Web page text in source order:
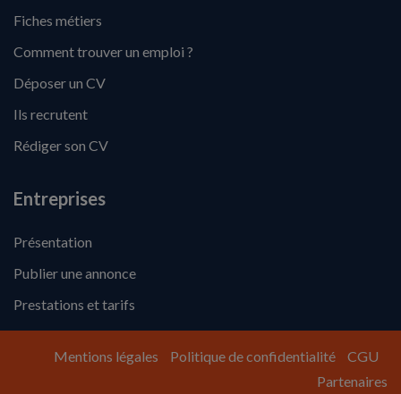
Fiches métiers
Comment trouver un emploi ?
Déposer un CV
Ils recrutent
Rédiger son CV
Entreprises
Présentation
Publier une annonce
Prestations et tarifs
Mentions légales Politique de confidentialité
CGU
Partenaires